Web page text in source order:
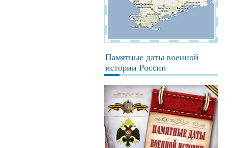
Памятные даты военной
истории России